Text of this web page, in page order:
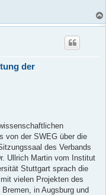
der
von der SWEG über die
des Verbands
Ullrich Martin vom Institut
Stuttgart sprach die
vielen Projekten des
in Augsburg und